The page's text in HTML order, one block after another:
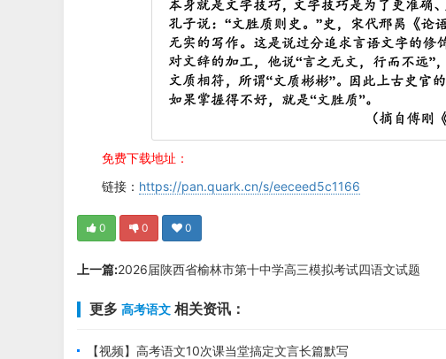
免费下载地址：
链接： https://pan.quark.cn/s/eeceed5c1166
0 0 0
上一篇:2026届陕西省榆林市第十中学高三模拟考试四语文试题
更多 高考语文 相关资讯：
【视频】高考语文10次课当堂搞定文言长篇默写